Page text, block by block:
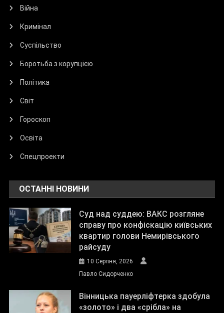
Війна
Кримінал
Суспільство
Боротьба з корупцією
Політика
Світ
Гороскоп
Освіта
Спецпроекти
ОСТАННІ НОВИНИ
Суд над суддею: ВАКС розгляне
справу про конфіскацію київських
квартир голови Немирівського
райсуду
10 Серпня, 2026
Павло Сидорченко
Вінницька пауерліфтерка здобула
«золото» і два «срібла» на